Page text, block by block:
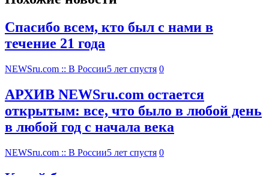
Спасибо всем, кто был с нами в
течение 21 года
NEWSru.com :: В России5 лет спустя 0
АРХИВ NEWSru.com остается
открытым: все, что было в любой день
в любой год с начала века
NEWSru.com :: В России5 лет спустя 0